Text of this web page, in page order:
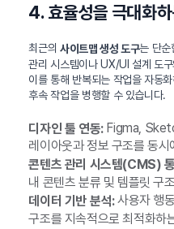
4. 효율성을 극대화
최근의 사이트맵 생성 도구는 단순
관리 시스템이나 UX/UI 설계 도
이를 통해 반복되는 작업을 자동
후속 작업을 병행할 수 있습니다.
디자인 툴 연동:Figma,
레이아웃과 정보 구조를 동
콘텐츠 관리 시스템(CMS)
내 콘텐츠 분류 및 템플릿 구
데이터 기반 분석:사용자 행
구조를 지속적으로 최적화하